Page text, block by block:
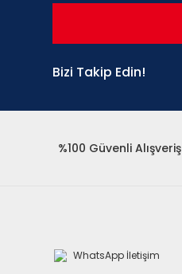
Bizi Takip Edin!
%100 Güvenli Alışveriş
WhatsApp İletişim